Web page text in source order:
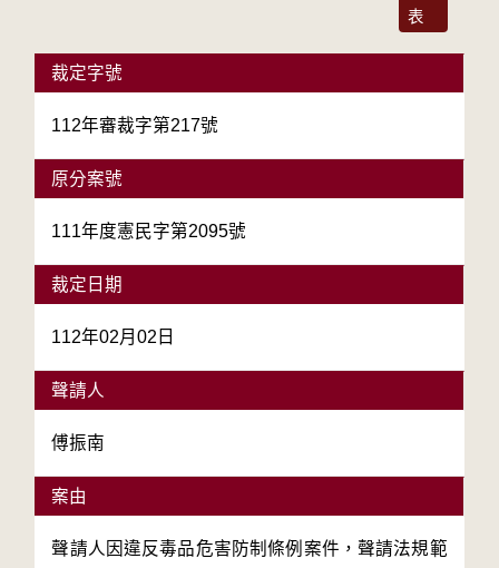
表
裁定字號
112年審裁字第217號
原分案號
111年度憲民字第2095號
裁定日期
112年02月02日
聲請人
傅振南
案由
聲請人因違反毒品危害防制條例案件，聲請法規範